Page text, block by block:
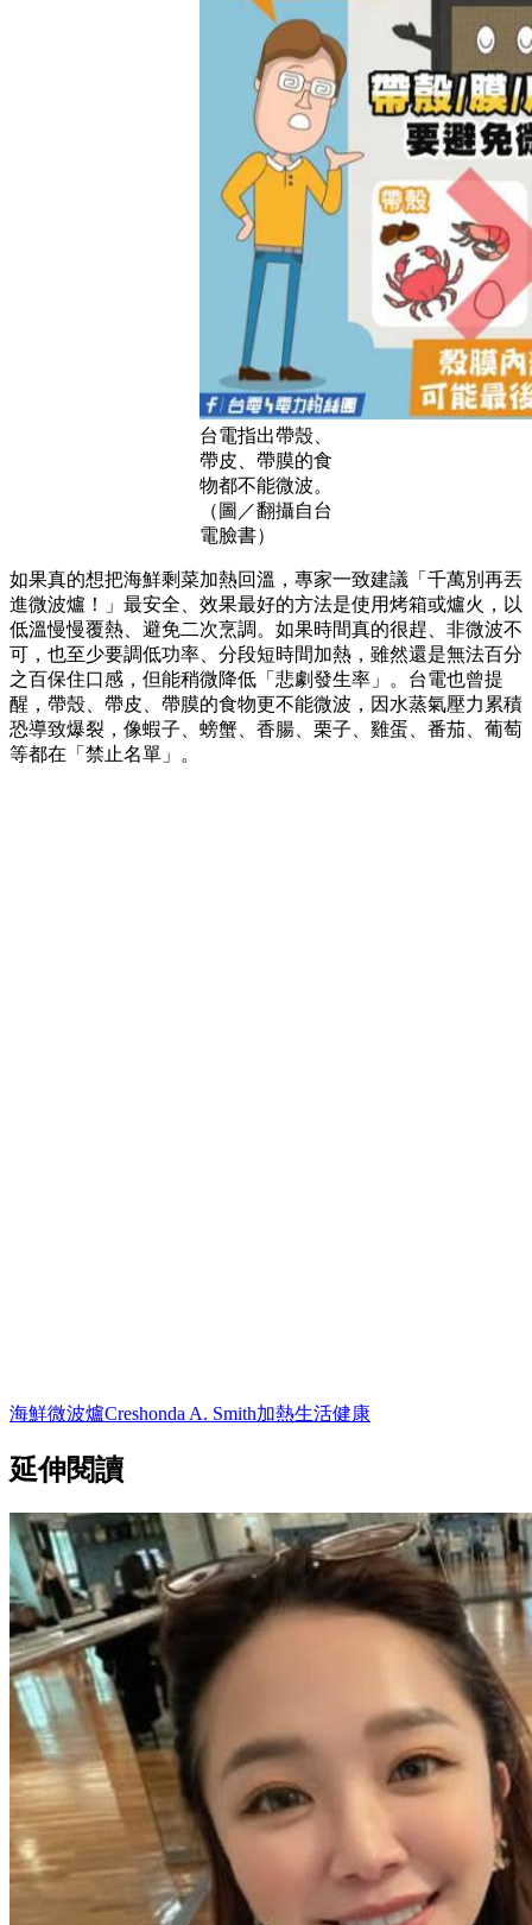
台電指出帶殼、
帶皮、帶膜的食
物都不能微波。
（圖／翻攝自台
電臉書）
如果真的想把海鮮剩菜加熱回溫，專家一致建議「千萬別再丟
進微波爐！」最安全、效果最好的方法是使用烤箱或爐火，以
低溫慢慢覆熱、避免二次烹調。如果時間真的很趕、非微波不
可，也至少要調低功率、分段短時間加熱，雖然還是無法百分
之百保住口感，但能稍微降低「悲劇發生率」。台電也曾提
醒，帶殼、帶皮、帶膜的食物更不能微波，因水蒸氣壓力累積
恐導致爆裂，像蝦子、螃蟹、香腸、栗子、雞蛋、番茄、葡萄
等都在「禁止名單」。
海鮮微波爐Creshonda A. Smith加熱生活健康
延伸閱讀